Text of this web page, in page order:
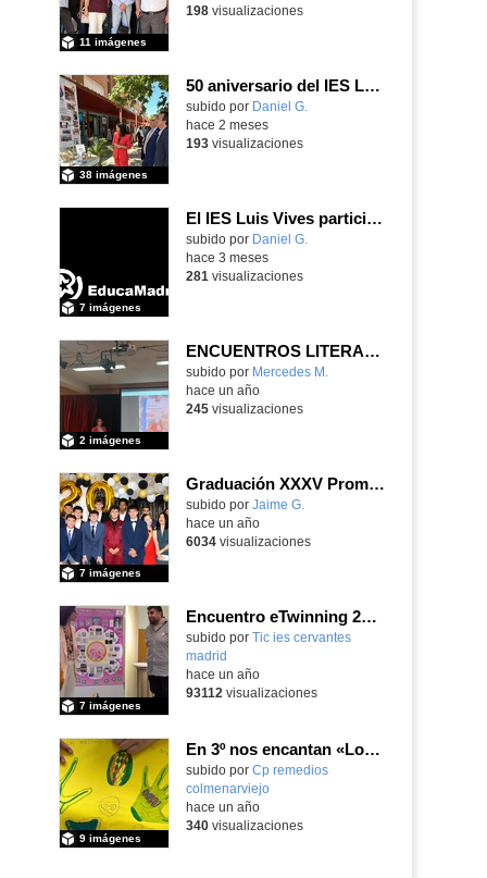
11 imágenes
198visualizaciones
50 aniversario del IES Luis Vives
subido por Daniel G.
38 imágenes
hace 2 meses
193visualizaciones
El IES Luis Vives participa en la reunión de coordinación del proyecto de innovación MEFPD - CNC e Industria 4.0
subido por Daniel G.
7 imágenes
hace 3 meses
281 visualizaciones
ENCUENTROS LITERARIOS EN EL IES ANTONIO DOMÍNGUEZ ORTIZ
subido por Mercedes M.
2 imágenes
hace un año
245visualizaciones
Graduación XXXV Promoción 2º Bachillerato IES Clara Campoamor
subido por Jaime G.
7 imágenes
hace un año
6034visualizaciones
Encuentro eTwinning 24 abril
subido por Tic ies cervantes
madrid
7 imágenes
hace un año
93112 visualizaciones
En 3º nos encantan «Los Calcetines Desparejados»
Contenido educativo.
subido por Cp remedios
colmenarviejo
9 imágenes
-
hace un año
340visualizaciones